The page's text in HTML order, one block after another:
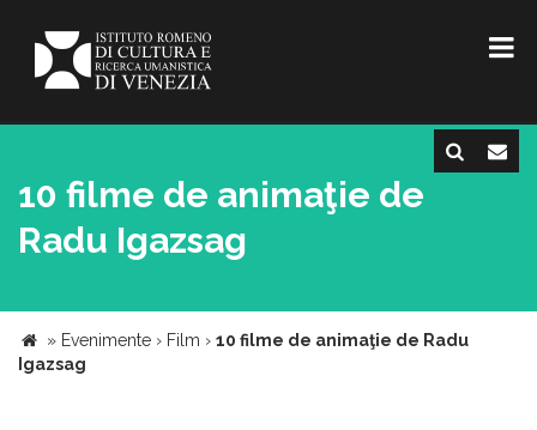
10 filme de animaţie de
Radu Igazsag
» Evenimente › Film › 10 filme de animaţie de Radu
Igazsag